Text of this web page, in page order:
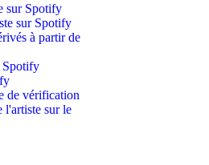
sur Spotify
sur Spotify
à partir de
Spotify
de vérification
l'artiste sur le